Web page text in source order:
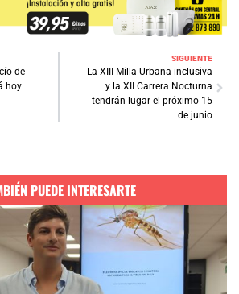
de
hoy
SIGUIENTE
La XIII Milla Urbana inclusiva
y la XII Carrera Nocturna
tendrán lugar el próximo 15
de junio
PUEDE INTERESARTE